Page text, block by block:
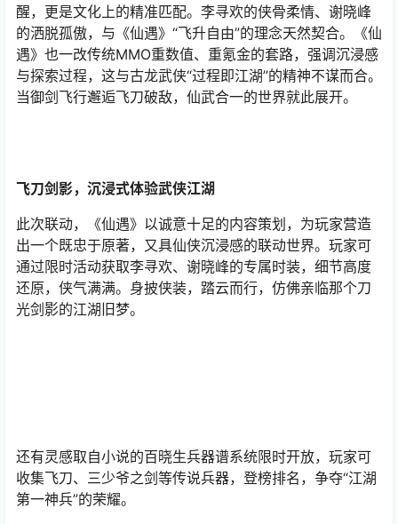
醒，更是文化上的精准匹配。李寻欢的侠骨柔情、谢晓峰
的洒脱孤傲，与《仙遇》“飞升自由”的理念天然契合。《仙
遇》也一改传统MMO重数值、重氪金的套路，强调沉浸感
与探索过程，这与古龙武侠“过程即江湖”的精神不谋而合。
当御剑飞行邂逅飞刀破敌，仙武合一的世界就此展开。
飞刀剑影，沉浸式体验武侠江湖
此次联动，《仙遇》以诚意十足的内容策划，为玩家营造
出一个既忠于原著，又具仙侠沉浸感的联动世界。玩家可
通过限时活动获取李寻欢、谢晓峰的专属时装，细节高度
还原，侠气满满。身披侠装，踏云而行，仿佛亲临那个刀
光剑影的江湖旧梦。
还有灵感取自小说的百晓生兵器谱系统限时开放，玩家可
收集飞刀、三少爷之剑等传说兵器，登榜排名，争夺“江湖
第一神兵”的荣耀。